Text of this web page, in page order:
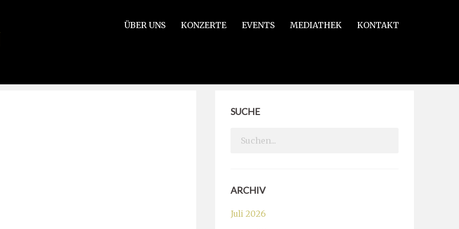
ÜBER UNS KONZERTE EVENTS MEDIATHEK KONTAKT
SUCHE
Search
ARCHIV
Juli 2026